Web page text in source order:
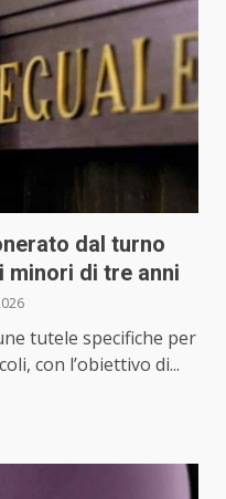
dal turno
minori di tre anni
tutele specifiche per
con l’obiettivo di...